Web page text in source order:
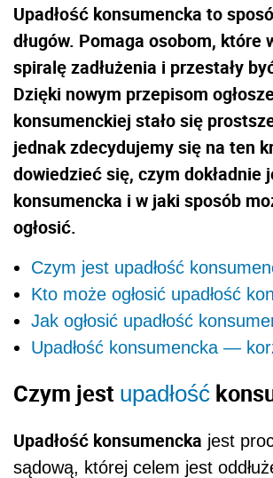
Upadłość konsumencka to
długów. Pomaga osobom, które
spiralę zadłużenia i przestały
Dzięki nowym przepisom
konsumenckiej stało się
jednak zdecydujemy się na ten
dowiedzieć się, czym dokładnie
konsumencka i w jaki sposób
ogłosić.
Czym jest upadłość
Kto może ogłosić upadłość
Jak ogłosić upadłość
Upadłość konsumencka —
Czym jest upadłość
Upadłość konsumencka jest
sądową, której celem jest